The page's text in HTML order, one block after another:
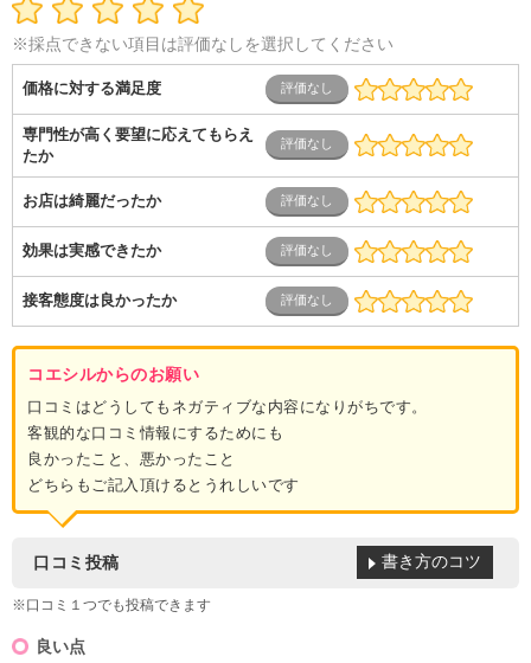
ス
士業・コンサルティング
ービス
コールセンター マーケティング・企画
専業主婦（夫）
営業
※採点できない項目は評価なしを選択してください
価格に対する満足度
専門性が高く要望に応えてもらえ
たか
お店は綺麗だったか
効果は実感できたか
接客態度は良かったか
コエシルからのお願い
口コミはどうしてもネガティブな内容になりがちです。
客観的な口コミ情報にするためにも
良かったこと、悪かったこと
どちらもご記入頂けるとうれしいです
口コミ投稿
※口コミ１つでも投稿できます
書き方のコツ
良い点